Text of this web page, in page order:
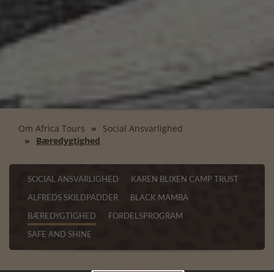
Om Africa Tours
Social Ansvarlighed
Bæredygtighed
SOCIAL ANSVARLIGHED
KAREN BLIXEN CAMP TRUST
ALFREDS SKILDPADDER
BLACK MAMBA
BÆREDYGTIGHED
FORDELSPROGRAM
SAFE AND SHINE